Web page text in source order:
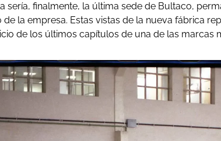
sería, finalmente, la última sede de Bultaco,
de la empresa. Estas vistas de la nueva fábrica
de los últimos capítulos de una de las